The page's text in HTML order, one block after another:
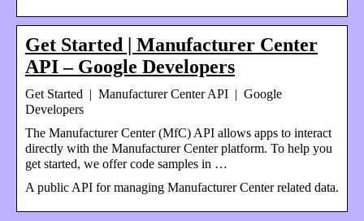
Get Started | Manufacturer Center
API – Google Developers
Get Started | Manufacturer Center API | Google
Developers
The Manufacturer Center (MfC) API allows apps to interact
directly with the Manufacturer Center platform. To help you
get started, we offer code samples in …
A public API for managing Manufacturer Center related data.